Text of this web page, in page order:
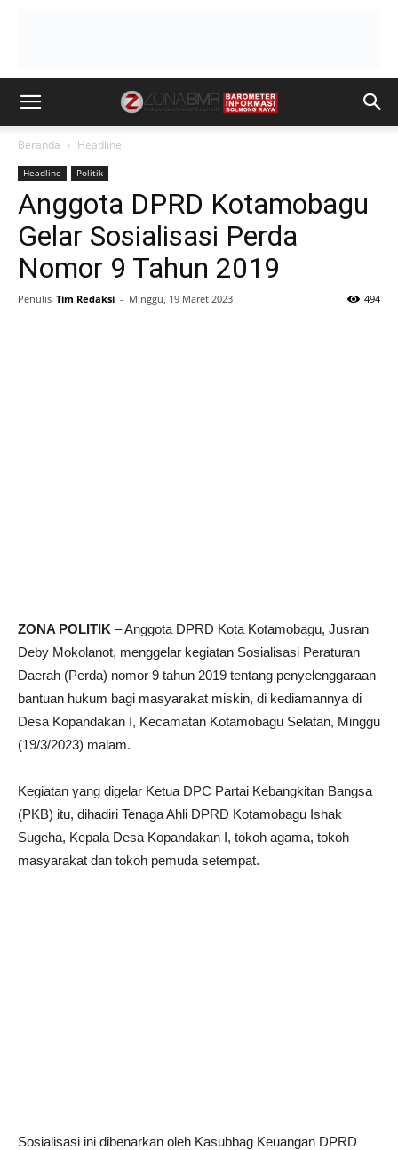
Beranda Headline
Headline Politik
Anggota DPRD Kotamobagu
Gelar Sosialisasi Perda
Nomor 9 Tahun 2019
Penulis Tim Redaksi - Minggu, 19 Maret 2023 494
ZONA POLITIK – Anggota DPRD Kota Kotamobagu, Jusran
Deby Mokolanot, menggelar kegiatan Sosialisasi Peraturan
Daerah (Perda) nomor 9 tahun 2019 tentang penyelenggaraan
bantuan hukum bagi masyarakat miskin, di kediamannya di
Desa Kopandakan I, Kecamatan Kotamobagu Selatan, Minggu
(19/3/2023) malam.
Kegiatan yang digelar Ketua DPC Partai Kebangkitan Bangsa
(PKB) itu, dihadiri Tenaga Ahli DPRD Kotamobagu Ishak
Sugeha, Kepala Desa Kopandakan I, tokoh agama, tokoh
masyarakat dan tokoh pemuda setempat.
Sosialisasi ini dibenarkan oleh Kasubbag Keuangan DPRD